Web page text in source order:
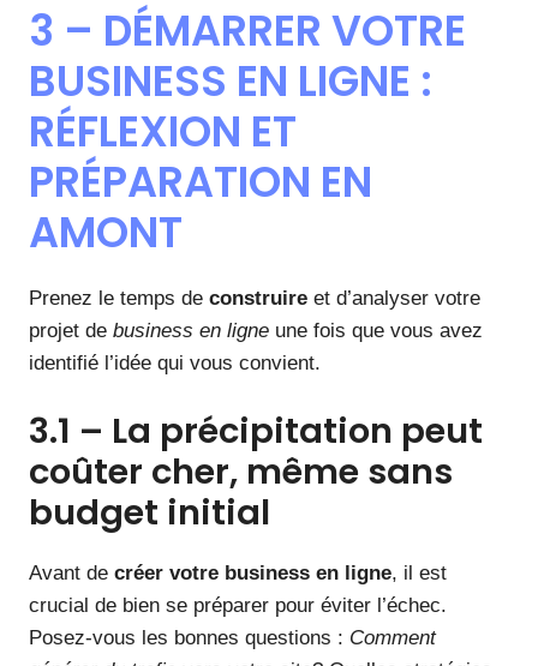
3 – DÉMARRER VOTRE
BUSINESS EN LIGNE :
RÉFLEXION ET
PRÉPARATION EN
AMONT
Prenez le temps de construire et d’analyser votre
projet de business en ligne une fois que vous avez
identifié l’idée qui vous convient.
3.1 – La précipitation peut
coûter cher, même sans
budget initial
Avant de créer votre business en ligne, il est
crucial de bien se préparer pour éviter l’échec.
Posez-vous les bonnes questions : Comment